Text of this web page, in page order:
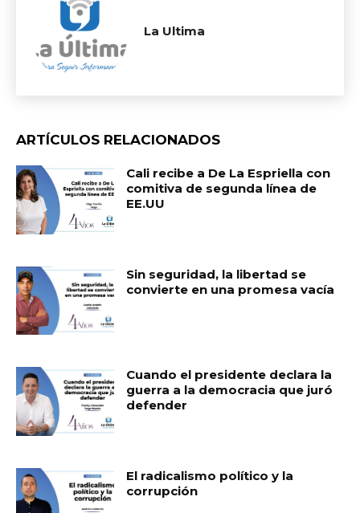
La Ultima
ARTÍCULOS RELACIONADOS
Cali recibe a De La Espriella con
comitiva de segunda línea de
EE.UU
Sin seguridad, la libertad se
convierte en una promesa vacía
Cuando el presidente declara la
guerra a la democracia que juró
defender
El radicalismo político y la
corrupción